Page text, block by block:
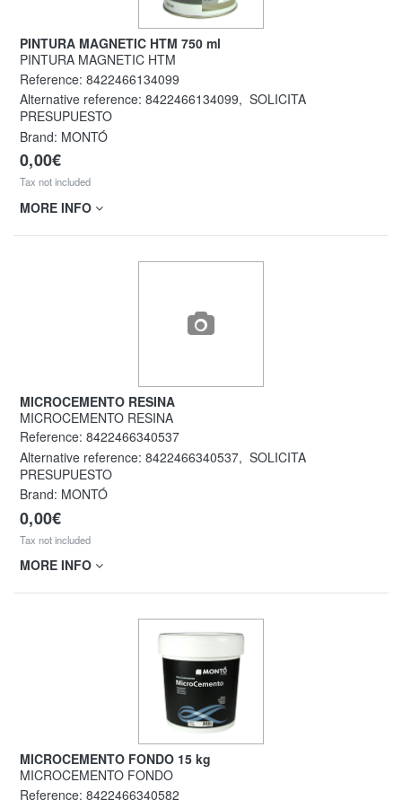
PINTURA MAGNETIC HTM 750 ml
PINTURA MAGNETIC HTM
Reference: 8422466134099
Alternative reference: 8422466134099, SOLICITA
PRESUPUESTO
Brand: MONTÓ
0,00€
Tax not included
MORE INFO
MICROCEMENTO RESINA
MICROCEMENTO RESINA
Reference: 8422466340537
Alternative reference: 8422466340537, SOLICITA
PRESUPUESTO
Brand: MONTÓ
0,00€
Tax not included
MORE INFO
MICROCEMENTO FONDO 15 kg
MICROCEMENTO FONDO
Reference: 8422466340582